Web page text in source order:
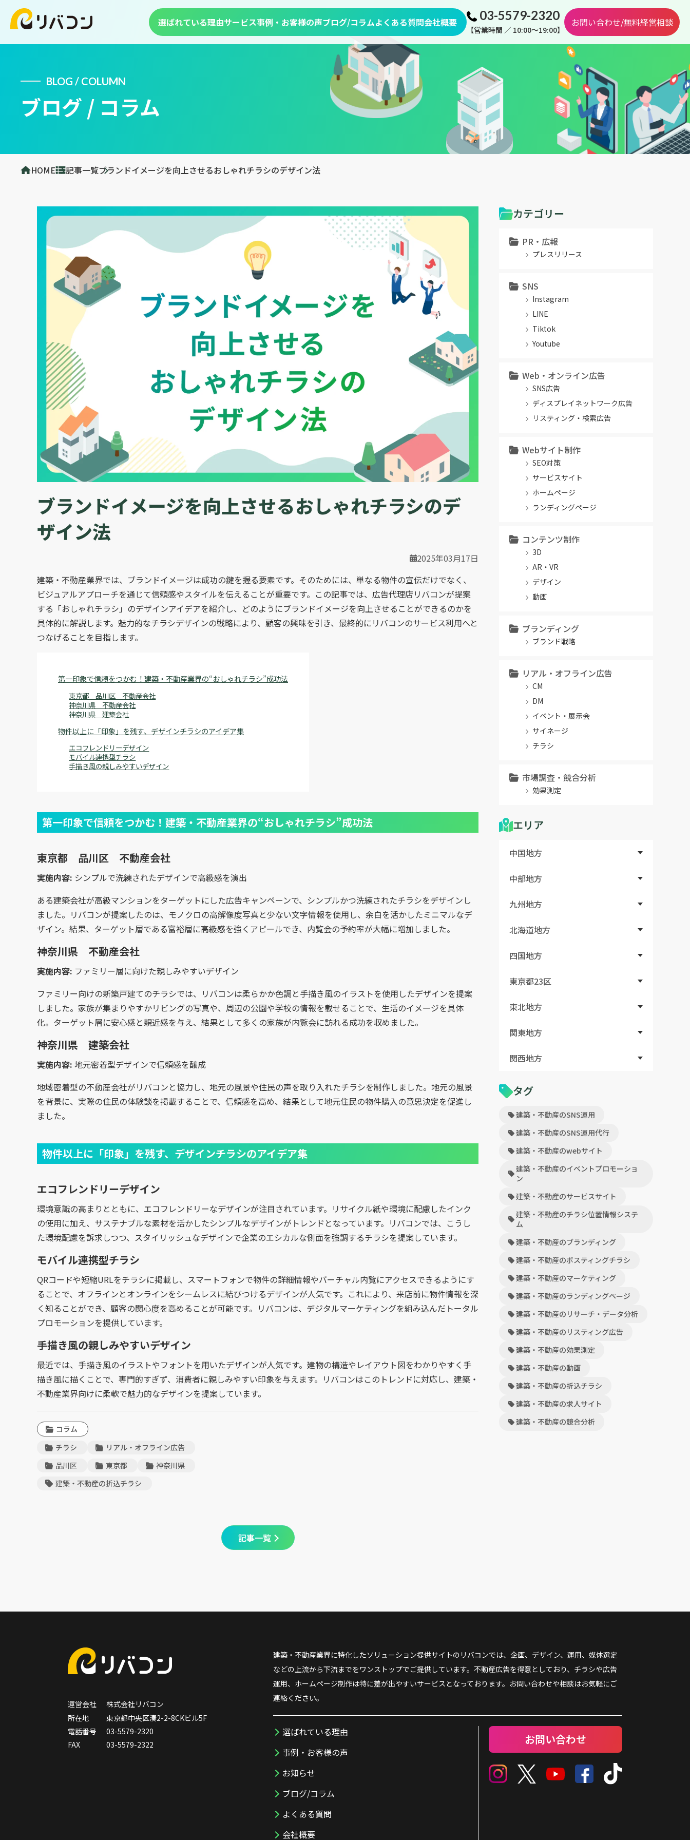
選ばれている理由サービス事例・お客様の声ブログ/コラムよくある質問会社概要 03-5579-2320
【営業時間 ／ 10:00～19:00】
お問い合わせ/無料経営相談
BLOG / COLUMN
ブログ / コラム
HOME 記事一覧ブランドイメージを向上させるおしゃれチラシのデザイン法
ブランドイメージを向上させるおしゃれチラシのデ
ザイン法
2025年03月17日
建築・不動産業界では、ブランドイメージは成功の鍵を握る要素です。そのためには、単なる物件の宣伝だけでなく、
ビジュアルアプローチを通じて信頼感やスタイルを伝えることが重要です。この記事では、広告代理店リバコンが提案
する「おしゃれチラシ」のデザインアイデアを紹介し、どのようにブランドイメージを向上させることができるのかを
具体的に解説します。魅力的なチラシデザインの戦略により、顧客の興味を引き、最終的にリバコンのサービス利用へと
つなげることを目指します。
第一印象で信頼をつかむ！建築・不動産業界の“おしゃれチラシ”成功法
東京都 品川区 不動産会社
神奈川県 不動産会社
神奈川県 建築会社
物件以上に「印象」を残す、デザインチラシのアイデア集
エコフレンドリーデザイン
モバイル連携型チラシ
手描き風の親しみやすいデザイン
第一印象で信頼をつかむ！建築・不動産業界の“おしゃれチラシ”成功法
東京都 品川区 不動産会社
実施内容: シンプルで洗練されたデザインで高級感を演出
ある建築会社が高級マンションをターゲットにした広告キャンペーンで、シンプルかつ洗練されたチラシをデザインし
ました。リバコンが提案したのは、モノクロの高解像度写真と少ない文字情報を使用し、余白を活かしたミニマルなデ
ザイン。結果、ターゲット層である富裕層に高級感を強くアピールでき、内覧会の予約率が大幅に増加しました。
神奈川県 不動産会社
実施内容: ファミリー層に向けた親しみやすいデザイン
ファミリー向けの新築戸建てのチラシでは、リバコンは柔らかか色調と手描き風のイラストを使用したデザインを提案
しました。家族が集まりやすかリビングの写真や、周辺の公園や学校の情報を載せることで、生活のイメージを具体
化。ターゲット層に安心感と親近感を与え、結果として多くの家族が内覧会に訪れる成功を収めました。
神奈川県 建築会社
実施内容: 地元密着型デザインで信頼感を醸成
地域密着型の不動産会社がリバコンと協力し、地元の風景や住民の声を取り入れたチラシを制作しました。地元の風景
を背景に、実際の住民の体験談を掲載することで、信頼感を高め、結果として地元住民の物件購入の意思決定を促進し
ました。
物件以上に「印象」を残す、デザインチラシのアイデア集
エコフレンドリーデザイン
環境意識の高まりとともに、エコフレンドリーなデザインが注目されています。リサイクル紙や環境に配慮したインク
の使用に加え、サステナブルな素材を活かしたシンプルなデザインがトレンドとなっています。リバコンでは、こうし
た環境配慮を訴求しつつ、スタイリッシュなデザインで企業のエシカルな側面を強調するチラシを提案しています。
モバイル連携型チラシ
QRコードや短縮URLをチラシに掲載し、スマートフォンで物件の詳細情報やバーチャル内覧にアクセスできるようにす
ることで、オフラインとオンラインをシームレスに結びつけるデザインが人気です。これにより、来店前に物件情報を深
く知ることができ、顧客の関心度を高めることが可能です。リバコンは、デジタルマーケティングを組み込んだトータル
プロモーションを提供しています。
手描き風の親しみやすいデザイン
最近では、手描き風のイラストやフォントを用いたデザインが人気です。建物の構造やレイアウト図をわかりやすく手
描き風に描くことで、専門的すぎず、消費者に親しみやすい印象を与えます。リバコンはこのトレンドに対応し、建築・
不動産業界向けに柔軟で魅力的なデザインを提案しています。
コラム
チラシ
リアル・オフライン広告
品川区
東京都
神奈川県
建築・不動産の折込チラシ
記事一覧
カテゴリー
PR・広報
プレスリリース
SNS
Instagram
LINE
Tiktok
Youtube
Web・オンライン広告
SNS広告
ディスプレイネットワーク広告
リスティング・検索広告
Webサイト制作
SEO対策
サービスサイト
ホームページ
ランディングページ
コンテンツ制作
3D
AR・VR
デザイン
動画
ブランディング
ブランド戦略
リアル・オフライン広告
CM
DM
イベント・展示会
サイネージ
チラシ
市場調査・競合分析
効果測定
エリア
中国地方
中部地方
九州地方
北海道地方
四国地方
東京都23区
東北地方
関東地方
関西地方
タグ
建築・不動産のSNS運用
建築・不動産のSNS運用代行
建築・不動産のwebサイト
建築・不動産のイベントプロモーショ
ン
建築・不動産のサービスサイト
建築・不動産のチラシ位置情報システ
ム
建築・不動産のブランディング
建築・不動産のポスティングチラシ
建築・不動産のマーケティング
建築・不動産のランディングページ
建築・不動産のリサーチ・データ分析
建築・不動産のリスティング広告
建築・不動産の効果測定
建築・不動産の動画
建築・不動産の折込チラシ
建築・不動産の求人サイト
建築・不動産の競合分析
運営会社
株式会社リバコン
所在地
東京都中央区湊2-2-8CKビル5F
電話番号
03-5579-2320
FAX
03-5579-2322
建築・不動産業界に特化したソリューション提供サイトのリバコンでは、企画、デザイン、運用、媒体選定
などの上流から下流までをワンストップでご提供しています。不動産広告を得意としており、チラシや広告
運用、ホームページ制作は特に差が出やすいサービスとなっております。お問い合わせや相談はお気軽にご
連絡ください。
選ばれている理由
事例・お客様の声
お知らせ
ブログ/コラム
よくある質問
会社概要
お問い合わせ